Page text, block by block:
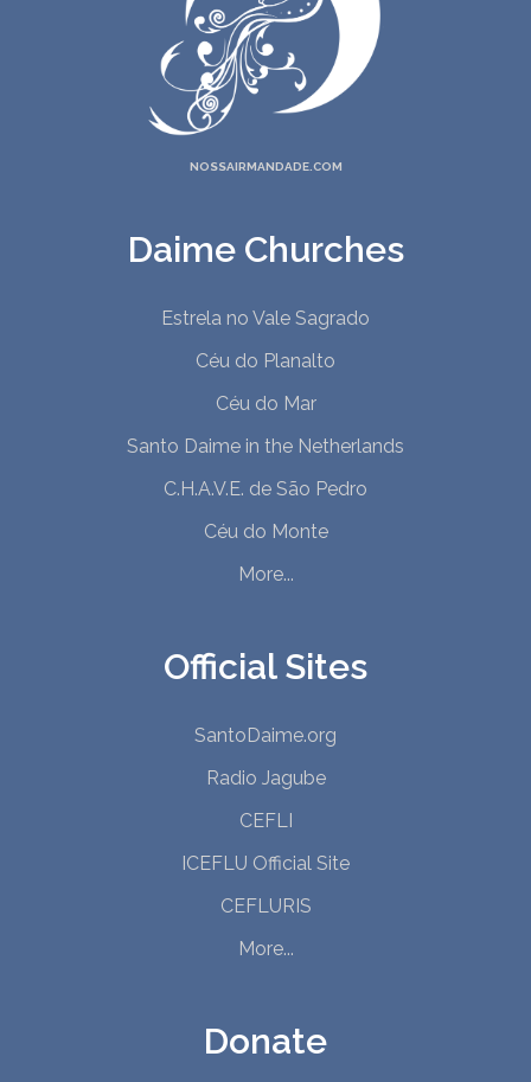
NOSSAIRMANDADE.COM
Daime Churches
Estrela no Vale Sagrado
Céu do Planalto
Céu do Mar
Santo Daime in the Netherlands
C.H.A.V.E. de São Pedro
Céu do Monte
More...
Official Sites
SantoDaime.org
Radio Jagube
CEFLI
ICEFLU Official Site
CEFLURIS
More...
Donate